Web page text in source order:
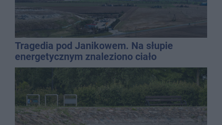
Tragedia pod Janikowem. Na słupie
energetycznym znaleziono ciało
mężczyzny